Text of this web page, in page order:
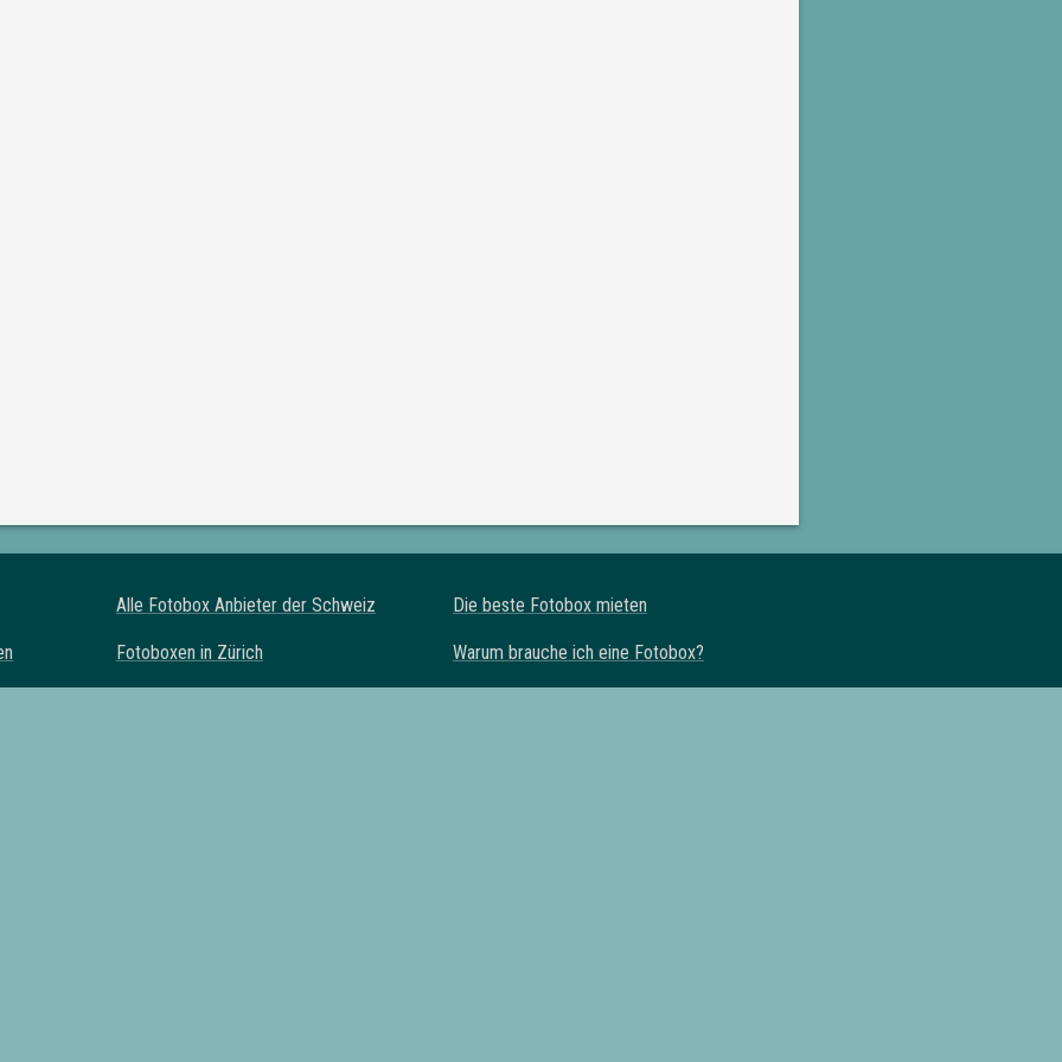
Alle Fotobox Anbieter der Schweiz
Fotoboxen in Zürich
Die beste Fotobox mieten
Warum brauche ich eine Fotobox?